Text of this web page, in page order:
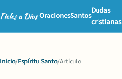
OracionesSantos
Dudas
cristianas
Inicio/Espíritu Santo/Artículo